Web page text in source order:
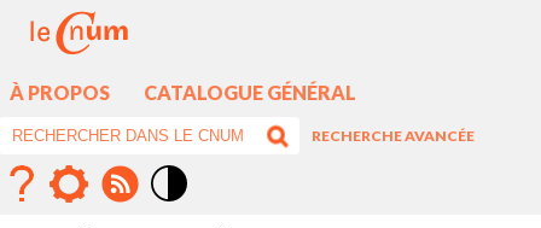
À PROPOS CATALOGUE GÉNÉRAL
RECHERCHE AVANCÉE